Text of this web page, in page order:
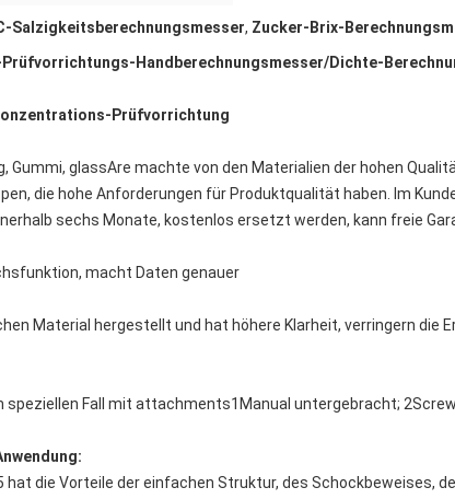
Salzigkeitsberechnungsmesser, Zucker-Brix-
Handberechnungsmesser/Dichte-
Prüfvorrichtung
Gummi, glassAre machte von den Materialien der hohen
die hohe Anforderungen für Produktqualität haben. Im
sechs Monate, kostenlos ersetzt werden, kann freie
macht Daten genauer
Material hergestellt und hat höhere Klarheit, verringern die
speziellen Fall mit attachments1Manual untergebracht;
die Vorteile der einfachen Struktur, des Schockbeweises,